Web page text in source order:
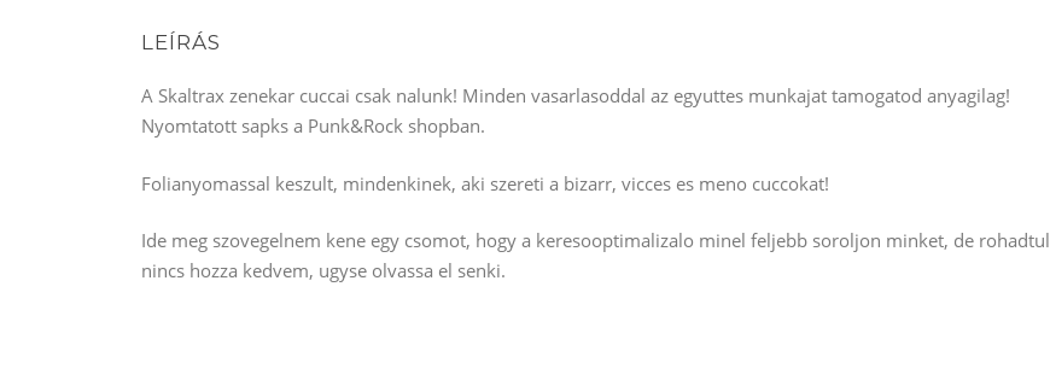
LEÍRÁS
A Skaltrax zenekar cuccai csak nalunk! Minden vasarlasoddal az egyuttes munkajat tamogatod anyagilag!
Nyomtatott sapks a Punk&Rock shopban.
Folianyomassal keszult, mindenkinek, aki szereti a bizarr, vicces es meno cuccokat!
Ide meg szovegelnem kene egy csomot, hogy a keresooptimalizalo minel feljebb soroljon minket, de rohadtul
nincs hozza kedvem, ugyse olvassa el senki.